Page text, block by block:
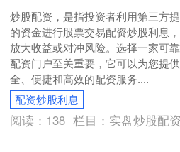
炒股配资，是指投资者利用第三方
的资金进行股票交易配资炒股利息
放大收益或对冲风险。选择一家可
配资门户至关重要，它可以为您提
全、便捷和高效的配资服务....
配资炒股利息
阅读： 138 栏目： 实盘炒股配资